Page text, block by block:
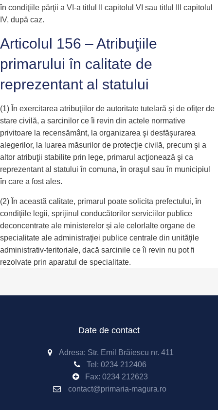
în condiţiile părţii a VI-a titlul II capitolul VI sau titlul III capitolul
IV, după caz.
Articolul 156 – Atribuţiile
primarului în calitate de
reprezentant al statului
(1) În exercitarea atribuţiilor de autoritate tutelară şi de ofiţer de
stare civilă, a sarcinilor ce îi revin din actele normative
privitoare la recensământ, la organizarea şi desfăşurarea
alegerilor, la luarea măsurilor de protecţie civilă, precum şi a
altor atribuţii stabilite prin lege, primarul acţionează şi ca
reprezentant al statului în comuna, în oraşul sau în municipiul
în care a fost ales.
(2) În această calitate, primarul poate solicita prefectului, în
condiţiile legii, sprijinul conducătorilor serviciilor publice
deconcentrate ale ministerelor şi ale celorlalte organe de
specialitate ale administraţiei publice centrale din unităţile
administrativ-teritoriale, dacă sarcinile ce îi revin nu pot fi
rezolvate prin aparatul de specialitate.
Date de contact
Adresa: Str. Emil Brăiescu nr. 411
Tel: 0234 212406
Fax: 0234 212623
contact@primaria-magura.ro